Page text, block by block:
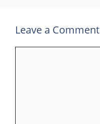
Leave a Comment